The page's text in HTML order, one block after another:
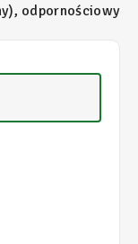
odpornościowy